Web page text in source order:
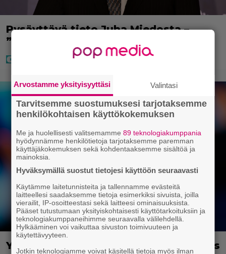
Pysäyttävä tieto Juha Miedosta –
”Onko tämä oikein?”
Yli 300 vuotta vanha maailmanennätys
Arvostamme yksityisyyttäsi Valintasi
Tarvitsemme suostumuksesi tarjotaksemme
henkilökohtaisen käyttökokemuksen
Me ja huolellisesti valitsemamme89 teknologiakumppania
hyödynnämme henkilötietoja tarjotaksemme paremman
käyttäjäkokemuksen sekä kohdentaaksemme sisältöä ja
mainoksia.
Hyväksymällä suostut tietojesi käyttöön seuraavasti
Käytämme laitetunnisteita ja tallennamme evästeitä
laitteellesi saadaksemme tietoja esimerkiksi sivuista, joilla
vierailit, IP-osoitteestasi sekä laitteesi ominaisuuksista.
Pääset tutustumaan yksityiskohtaisesti käyttötarkoituksiin ja
teknologiakumppaneihimme seuraavalla välilehdellä.
Hylkääminen voi vaikuttaa sivuston toimivuuteen ja
käytettävyyteen.
Jotkin teknologiamme voivat käsitellä tietoja myös ilman